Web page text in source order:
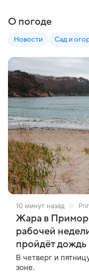
О погоде
Новости Сад и
10 минут назад
Жара в
рабочей
пройдёт дождь
В четверг и
зоне.